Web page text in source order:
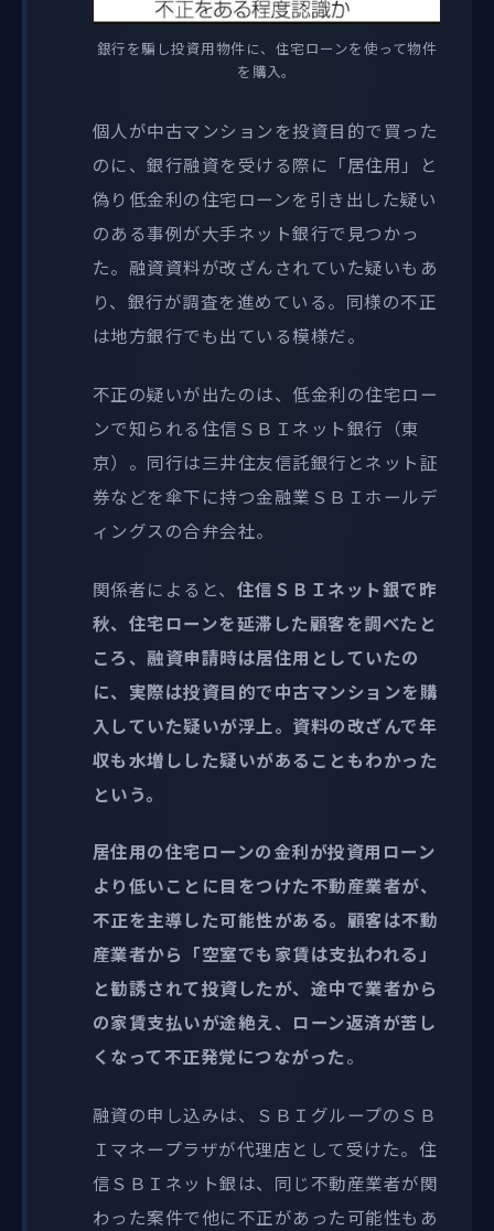
銀行を騙し投資用物件に、住宅ローンを使って物件
を購入。
個人が中古マンションを投資目的で買った
のに、銀行融資を受ける際に「居住用」と
偽り低金利の住宅ローンを引き出した疑い
のある事例が大手ネット銀行で見つかっ
た。融資資料が改ざんされていた疑いもあ
り、銀行が調査を進めている。同様の不正
は地方銀行でも出ている模様だ。
不正の疑いが出たのは、低金利の住宅ロー
ンで知られる住信ＳＢＩネット銀行（東
京）。同行は三井住友信託銀行とネット証
券などを傘下に持つ金融業ＳＢＩホールデ
ィングスの合弁会社。
関係者によると、 住信ＳＢＩネット銀で昨
秋、住宅ローンを延滞した顧客を調べたと
ころ、融資申請時は居住用としていたの
に、実際は投資目的で中古マンションを購
入していた疑いが浮上。資料の改ざんで年
収も水増しした疑いがあることもわかった
という。
居住用の住宅ローンの金利が投資用ローン
より低いことに目をつけた不動産業者が、
不正を主導した可能性がある。顧客は不動
産業者から「空室でも家賃は支払われる」
と勧誘されて投資したが、途中で業者から
の家賃支払いが途絶え、ローン返済が苦し
くなって不正発覚につながった。
融資の申し込みは、ＳＢＩグループのＳＢ
Ｉマネープラザが代理店として受けた。住
信ＳＢＩネット銀は、同じ不動産業者が関
わった案件で他に不正があった可能性もあ